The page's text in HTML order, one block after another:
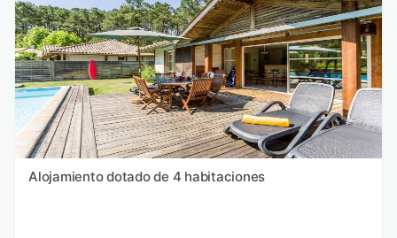
Alojamiento dotado de 4 habitaciones